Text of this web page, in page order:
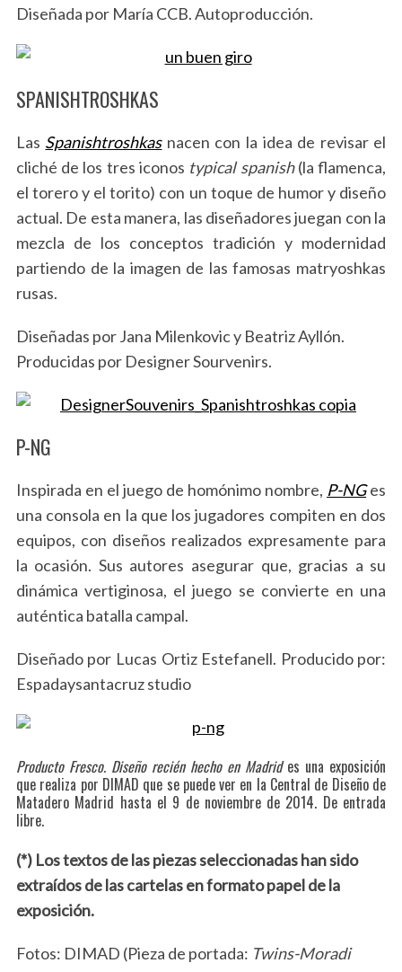
Diseñada por María CCB. Autoproducción.
SPANISHTROSHKAS
Las Spanishtroshkasnacen con la idea de revisar el
cliché de los tres iconos typical spanish(la flamenca,
el torero y el torito) con un toque de humor y diseño
actual. De esta manera, las diseñadores juegan con la
mezcla de los conceptos tradición y modernidad
partiendo de la imagen de las famosas matryoshkas
rusas.
Diseñadas por Jana Milenkovic y Beatriz Ayllón.
Producidas por Designer Sourvenirs.
P-NG
Inspirada en el juego de homónimo nombre, P-NG es
una consola en la que los jugadores compiten en dos
equipos, con diseños realizados expresamente para
la ocasión. Sus autores asegurar que, gracias a su
dinámica vertiginosa, el juego se convierte en una
auténtica batalla campal.
Diseñado por Lucas Ortiz Estefanell. Producido por:
Espadaysantacruz studio
Producto Fresco. Diseño recién hecho en Madrides una exposición
que realiza por DIMAD que se puede ver en la Central de Diseño de
Matadero Madrid hasta el 9 de noviembre de 2014. De entrada
libre.
(*) Los textos de las piezas seleccionadas han sido
extraídos de las cartelas en formato papel de la
exposición.
Fotos: DIMAD (Pieza de portada: Twins-Moradi
e
a
r
c
f
r